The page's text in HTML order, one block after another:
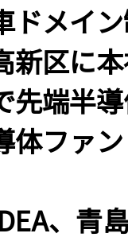
ドメイ
新区に
先端半
体ファ
、青